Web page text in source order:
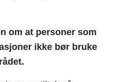
om at personer som
ikke bør bruke